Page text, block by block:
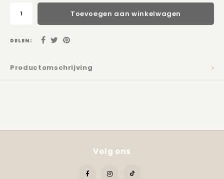
Toevoegen aan winkelwagen
DELEN:
Productomschrijving
Volg ons